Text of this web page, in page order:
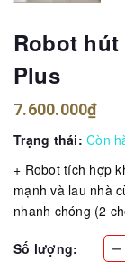
Robot
Plus
7.600.000₫
Trạng thái: Còn
+ Robot tích hợp
mạnh và lau nhà
nhanh chóng (2
Số lượng: